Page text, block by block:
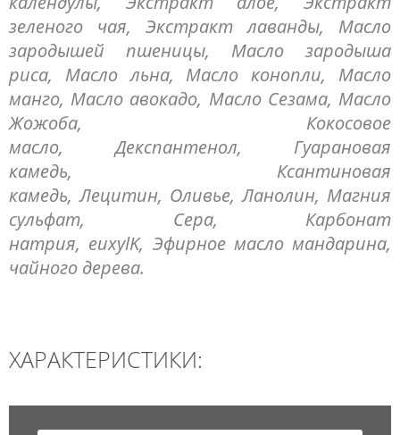
зеленого чая, Экстракт лаванды, Масло
зародышей пшеницы, Масло зародыша
риса, Масло льна, Масло конопли, Масло
манго, Масло авокадо, Масло Сезама, Масло
Жожоба, Кокосовое
масло, Декспантенол, Гуарановая
камедь, Ксантиновая
камедь, Лецитин, Оливье, Ланолин, Магния
сульфат, Сера, Карбонат
натрия, euxylK, Эфирное масло мандарина,
чайного дерева.
ХАРАКТЕРИСТИКИ: